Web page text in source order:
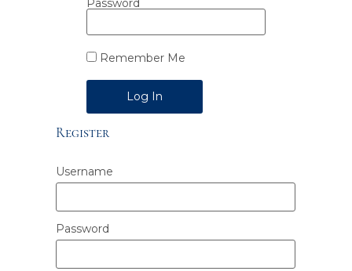
Password
Remember Me
Alternative:
Register
Username
Password